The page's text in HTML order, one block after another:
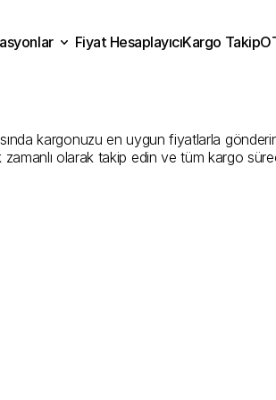
kargonuzu en uygun fiyatlarla
zamanlı olarak takip edin ve tüm kargo
Fiyat HesaplayıcıKargo Takip